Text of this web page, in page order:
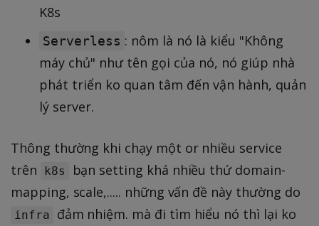
K8s
Serverless : nôm là nó là kiểu "Không
máy chủ" như tên gọi của nó, nó giúp nhà
phát triển ko quan tâm đến vận hành, quản
lý server.
Thông thường khi chạy một or nhiều service
trên
k8s
bạn setting khá nhiều thứ domain-
mapping, scale,..... những vấn đề này thường do
infra
đảm nhiệm. mà đi tìm hiểu nó thì lại ko